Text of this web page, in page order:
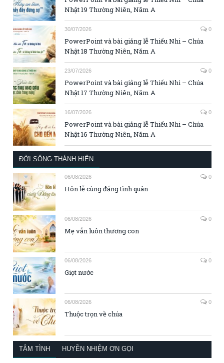
Nhật 19 Thường Niên, Năm A
30/07/2026 0
PowerPoint và bài giảng lễ Thiếu Nhi – Chúa
Nhật 18 Thường Niên, Năm A
23/07/2026 0
PowerPoint và bài giảng lễ Thiếu Nhi – Chúa
Nhật 17 Thường Niên, Năm A
16/07/2026 0
PowerPoint và bài giảng lễ Thiếu Nhi – Chúa
Nhật 16 Thường Niên, Năm A
ĐỜI SỐNG THÁNH HIẾN
06/08/2026 0
Hôn lễ cùng đấng tình quân
06/08/2026 0
Mẹ vẫn luôn thương con
06/08/2026 0
Giọt nước
06/08/2026 0
Thuộc trọn về chúa
TÂM TÌNH HUYỀN NHIỆM ƠN GỌI